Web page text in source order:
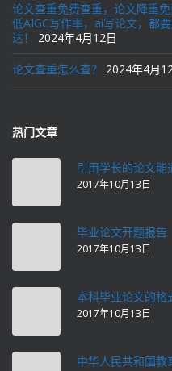
论文查重免费查重，论文降重
低AIGC写作率，ai写论文，都
达！
2024年4月12日
论文查重怎么查？ 2024年4月
热门文章
引用学长的论文能
2017年10月13日
毕业论文开题报告
2017年10月13日
本科毕业论文的格
2017年10月13日
中华人民共和国教